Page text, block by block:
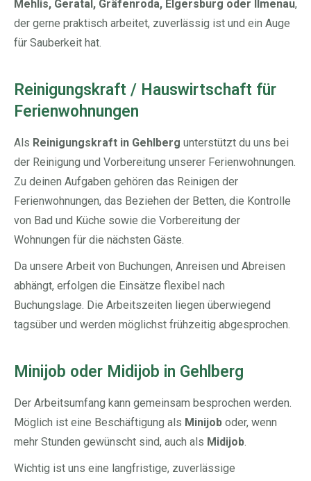
Mehlis, Geratal, Gräfenroda, Elgersburg oder Ilmenau,
der gerne praktisch arbeitet, zuverlässig ist und ein Auge
für Sauberkeit hat.
Reinigungskraft / Hauswirtschaft für
Ferienwohnungen
Als Reinigungskraft in Gehlberg unterstützt du uns bei
der Reinigung und Vorbereitung unserer Ferienwohnungen.
Zu deinen Aufgaben gehören das Reinigen der
Ferienwohnungen, das Beziehen der Betten, die Kontrolle
von Bad und Küche sowie die Vorbereitung der
Wohnungen für die nächsten Gäste.
Da unsere Arbeit von Buchungen, Anreisen und Abreisen
abhängt, erfolgen die Einsätze flexibel nach
Buchungslage. Die Arbeitszeiten liegen überwiegend
tagsüber und werden möglichst frühzeitig abgesprochen.
Minijob oder Midijob in Gehlberg
Der Arbeitsumfang kann gemeinsam besprochen werden.
Möglich ist eine Beschäftigung als Minijob oder, wenn
mehr Stunden gewünscht sind, auch als Midijob.
Wichtig ist uns eine langfristige, zuverlässige